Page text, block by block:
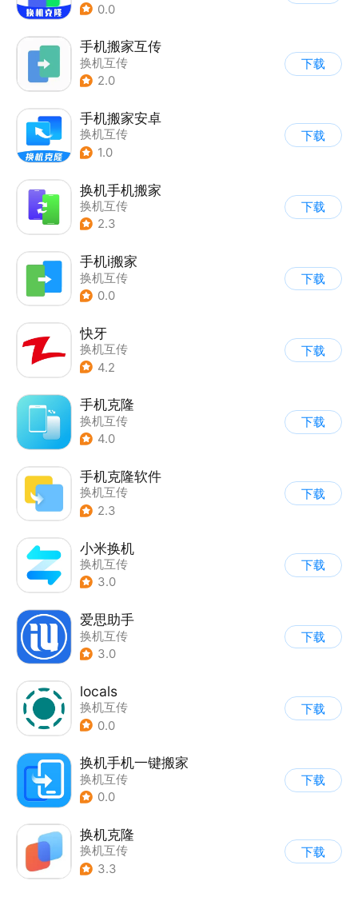
0.0
手机搬家互传
换机互传
2.0
下载
手机搬家安卓
换机互传
1.0
下载
换机手机搬家
换机互传
2.3
下载
手机i搬家
换机互传
0.0
下载
快牙
换机互传
4.2
下载
手机克隆
换机互传
4.0
下载
手机克隆软件
换机互传
2.3
下载
小米换机
换机互传
3.0
下载
爱思助手
换机互传
3.0
下载
locals
换机互传
0.0
下载
换机手机一键搬家
换机互传
0.0
下载
换机克隆
换机互传
3.3
下载